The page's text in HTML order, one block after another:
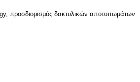
προσδιορισμός δακτυλικών αποτυπωμάτων